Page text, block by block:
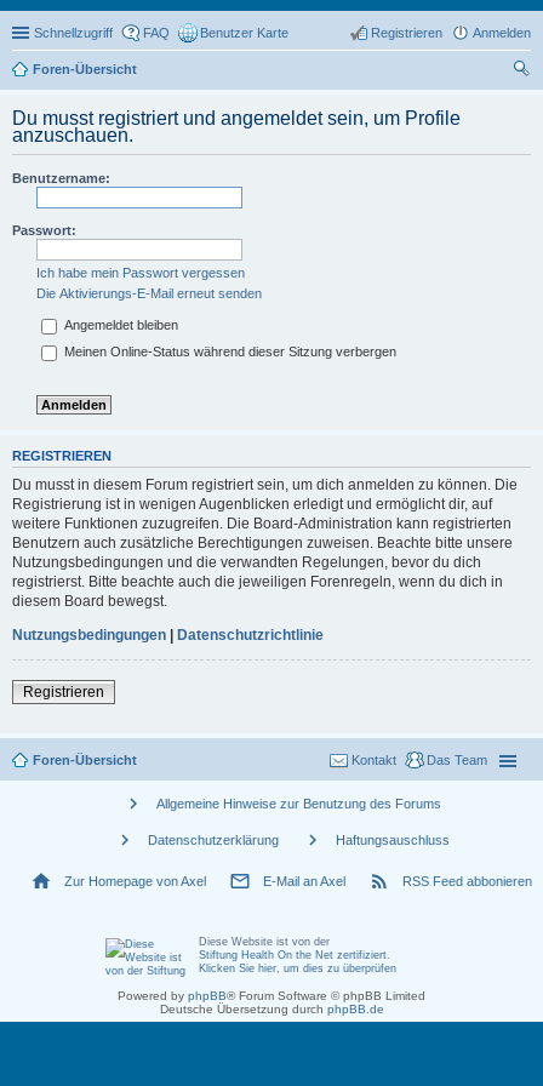
Schnellzugriff FAQ Benutzer Karte Anmelden
Registrieren
Foren-Übersicht
Du musst registriert und angemeldet sein, um Profile
anzuschauen.
Benutzername:
Passwort:
Ich habe mein Passwort vergessen
Die Aktivierungs-E-Mail erneut senden
Angemeldet bleiben
Meinen Online-Status während dieser Sitzung verbergen
REGISTRIEREN
Du musst in diesem Forum registriert sein, um dich anmelden zu können. Die
Registrierung ist in wenigen Augenblicken erledigt und ermöglicht dir, auf
weitere Funktionen zuzugreifen. Die Board-Administration kann registrierten
Benutzern auch zusätzliche Berechtigungen zuweisen. Beachte bitte unsere
Nutzungsbedingungen und die verwandten Regelungen, bevor du dich
registrierst. Bitte beachte auch die jeweiligen Forenregeln, wenn du dich in
diesem Board bewegst.
Nutzungsbedingungen | Datenschutzrichtlinie
Registrieren
Foren-Übersicht Das Team
Kontakt
chevron_right Allgemeine Hinweise zur Benutzung des Forums
chevron_right Datenschutzerklärung chevron_right Haftungsauschluss
home Zur Homepage von Axel mail_outline E-Mail an Axel rss_feed RSS Feed abbonieren
Diese Website ist von der
Stiftung Health On the Net zertifiziert
Klicken Sie hier, um dies zu überprüfen
Powered by phpBB® Forum Software © phpBB Limited
Deutsche Übersetzung durch phpBB.de